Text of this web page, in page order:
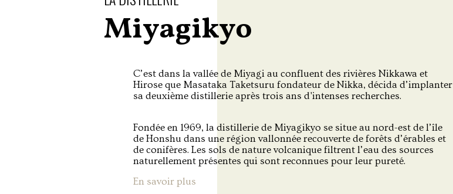
Miyagikyo
C’est dans la vallée de Miyagi au confluent des rivières Nikkawa et
Hirose que Masataka Taketsuru fondateur de Nikka, décida d’implanter
sa deuxième distillerie après trois ans d'intenses recherches.
Fondée en 1969, la distillerie de Miyagikyo se situe au nord-est de l’île
de Honshu dans une région vallonnée recouverte de forêts d’érables et
de conifères. Les sols de nature volcanique filtrent l’eau des sources
naturellement présentes qui sont reconnues pour leur pureté.
En savoir plus